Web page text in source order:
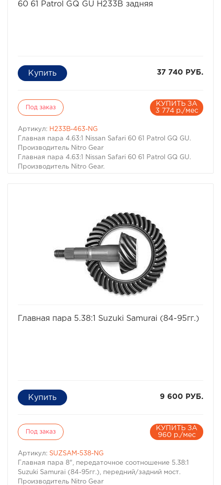
60 61 Patrol GQ GU H233B задняя
37 740 РУБ.
Под заказ
КУПИТЬ ЗА
3 774 р./мес
Артикул: H233B-463-NG
Главная пара 4.63:1 Nissan Safari 60 61 Patrol GQ GU.
Производитель Nitro Gear
Главная пара 4.63:1 Nissan Safari 60 61 Patrol GQ GU.
Производитель Nitro Gear.
Главная пара 5.38:1 Suzuki Samurai (84-95гг.)
9 600 РУБ.
Под заказ
КУПИТЬ ЗА
960 р./мес
Артикул: SUZSAM-538-NG
Главная пара 8", передаточное соотношение 5.38:1
Suzuki Samurai (84-95гг.), передний/задний мост.
Производитель Nitro Gear